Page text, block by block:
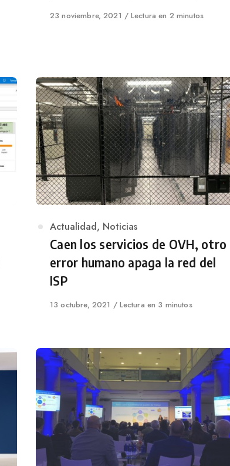
Published
23 noviembre, 2021 Lectura en 2 minutos
Category
Actualidad, Noticias
Caen los servicios de OVH, otro
error humano apaga la red del
ISP
Published
13 octubre, 2021 Lectura en 3 minutos